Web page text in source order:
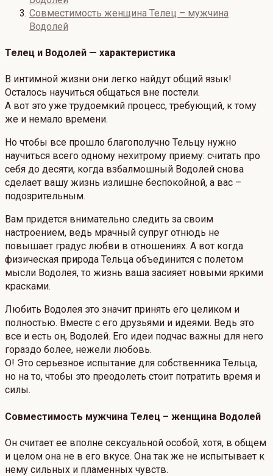
Совместимость женщина Телец – мужчина
Водолей
Телец и Водолей — характеристика
В интимной жизни они легко найдут общий язык!
Осталось научиться общаться вне постели.
А вот это уже трудоемкий процесс, требующий, к тому
же и немало времени.
Но чтобы все прошло благополучно Тельцу нужно
научиться всего одному нехитрому приему: считать про
себя до десяти, когда взбалмошный Водолей снова
сделает вашу жизнь излишне беспокойной, а вас –
подозрительным.
Вам придется внимательно следить за своим
настроением, ведь мрачный супруг отнюдь не
повышает градус любви в отношениях. А вот когда
физическая природа Тельца объединится с полетом
мысли Водолея, то жизнь ваша засияет новыми яркими
красками.
Любить Водолея это значит принять его целиком и
полностью. Вместе с его друзьями и идеями. Ведь это
все и есть он, Водолей. Его идеи подчас важны для него
гораздо более, нежели любовь.
О! Это серьезное испытание для собственника Тельца,
но на то, чтобы это преодолеть стоит потратить время и
силы.
Совместимость мужчина Телец – женщина Водолей
Он считает ее вполне сексуальной особой, хотя, в общем
и целом она не в его вкусе. Она так же не испытывает к
нему сильных и пламенных чувств.